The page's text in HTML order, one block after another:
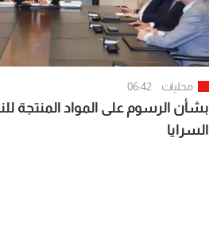
محليات 06:42
بشأن الرسوم على المواد المنتجة
السرايا